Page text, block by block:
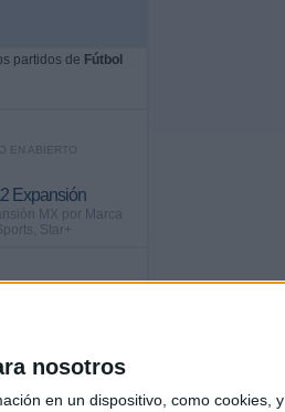
nosotros
en un dispositivo, como cookies, y
partidos de Fútbol
EN ABIERTO
Expansión
MX por Marca
Star+
CANALES TV